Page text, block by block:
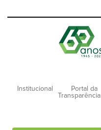
Institucional
Portal da
Transparência